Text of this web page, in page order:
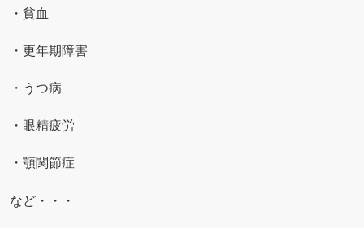
・貧血
・更年期障害
・うつ病
・眼精疲労
・顎関節症
など・・・